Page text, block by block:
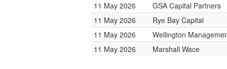
11 May 2026
GSA Capital Partners
11 May 2026
Rye Bay Capital
11 May 2026
Wellington
11 May 2026
Marshall Wace